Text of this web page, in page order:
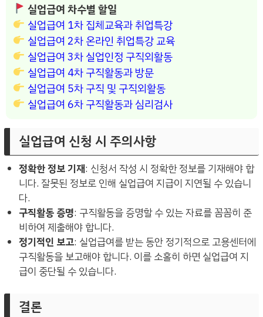
실업급여 차수별 할일
실업급여 1차 집체교육과 취업특강
실업급여 2차 온라인 취업특강 교육
실업급여 3차 실업인정 구직외활동
실업급여 4차 구직활동과 방문
실업급여 5차 구직 및 구직외활동
실업급여 6차 구직활동과 심리검사
실업급여 신청 시 주의사항
정확한 정보 기재: 신청서 작성 시 정확한 정보를 기재해야 합
니다. 잘못된 정보로 인해 실업급여 지급이 지연될 수 있습니
다.
구직활동 증명: 구직활동을 증명할 수 있는 자료를 꼼꼼히 준
비하여 제출해야 합니다.
정기적인 보고: 실업급여를 받는 동안 정기적으로 고용센터에
구직활동을 보고해야 합니다. 이를 소홀히 하면 실업급여 지
급이 중단될 수 있습니다.
결론